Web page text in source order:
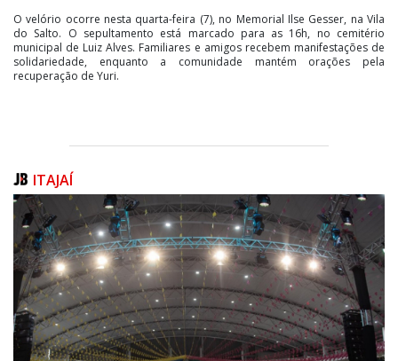
O velório ocorre nesta quarta-feira (7), no Memorial Ilse Gesser, na Vila
do Salto. O sepultamento está marcado para as 16h, no cemitério
municipal de Luiz Alves. Familiares e amigos recebem manifestações de
solidariedade, enquanto a comunidade mantém orações pela
recuperação de Yuri.
ITAJAÍ